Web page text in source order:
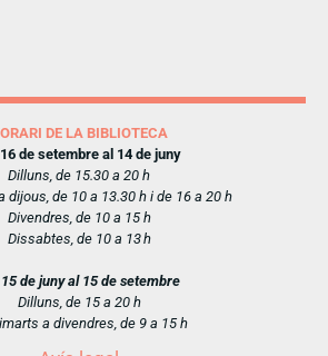
DE LA BIBLIOTECA
de setembre al 14 de juny
Dilluns, de 15.30 a 20 h
dijous, de 10 a 13.30 h i de 16 a 20 h
Divendres, de 10 a 15 h
Dissabtes, de 10 a 13 h
de juny al 15 de setembre
Dilluns, de 15 a 20 h
a divendres, de 9 a 15 h